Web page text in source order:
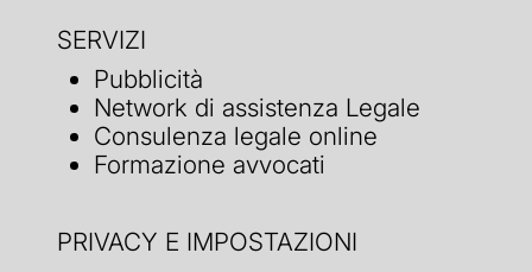
SERVIZI
Pubblicità
Network di assistenza Legale
Consulenza legale online
Formazione avvocati
PRIVACY E IMPOSTAZIONI